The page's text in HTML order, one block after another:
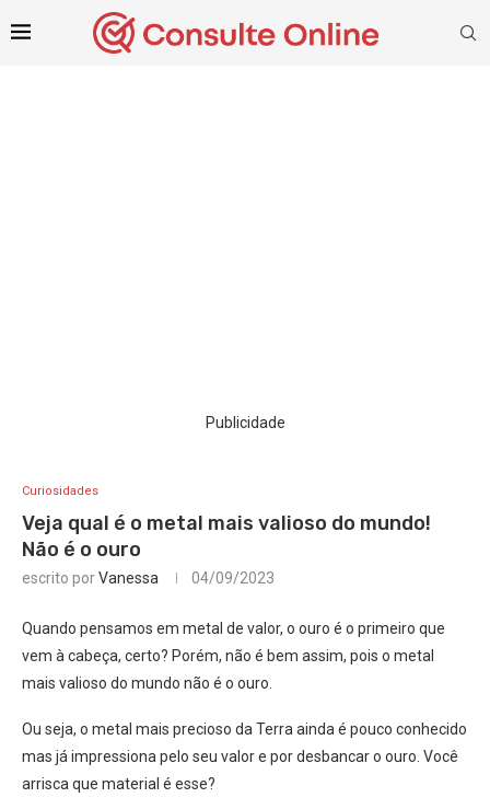
Publicidade
Curiosidades
Veja qual é o metal mais valioso do mundo!
Não é o ouro
escrito porVanessa 04/09/2023
Quando pensamos em metal de valor, o ouro é o primeiro que
vem à cabeça, certo? Porém, não é bem assim, pois o metal
mais valioso do mundo não é o ouro.
Ou seja, o metal mais precioso da Terra ainda é pouco conhecido
mas já impressiona pelo seu valor e por desbancar o ouro. Você
arrisca que material é esse?